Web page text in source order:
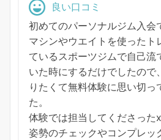
良い口コミ
初めてのパーソナルジム入会
マシンやウエイトを使ったト
ているスポーツジムで自己流
いた時にするだけでしたので
りたくて無料体験に思い切っ
た。
体験では担当してくださった
姿勢のチェックやコンプレッ